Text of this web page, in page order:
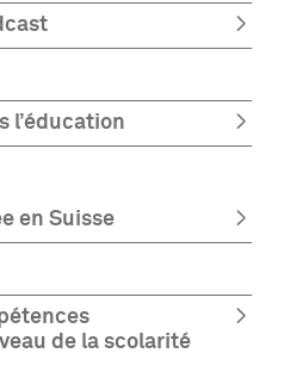
l’éducation
en Suisse
de la scolarité